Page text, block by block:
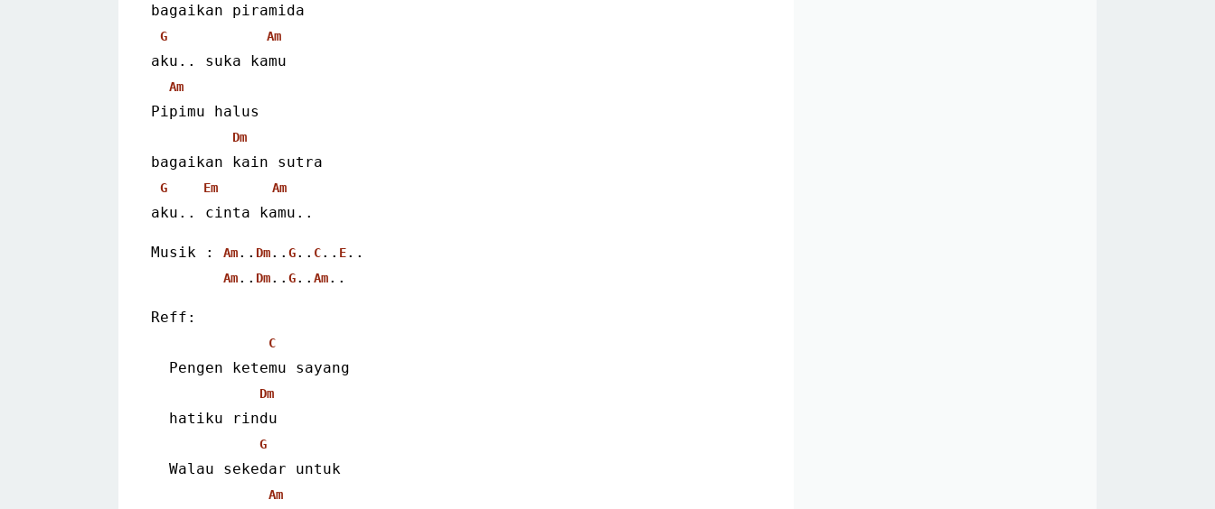
bagaikan piramida
G Am
aku.. suka kamu
Am
Pipimu halus
Dm
bagaikan kain sutra
G Em Am
aku.. cinta kamu..
Musik : Am.. Dm.. G.. C.. E..
Am.. Dm.. G.. Am..
Reff:
C
Pengen ketemu sayang
Dm
hatiku rindu
G
Walau sekedar untuk
Am